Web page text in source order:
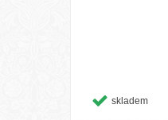
skladem